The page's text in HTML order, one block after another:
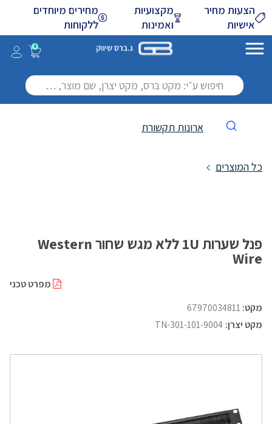
Skip
to
Content
מחירים מיוחדים
ללקוחות
מקצועיות
ואמינות
הצעות מחיר
אישיות
0
כל המוצרים
ארונות תקשורת
פנל שערות 1U ללא מגש שחור Western
Wire
מפרט טכני
מקט: 67970034811
מקט יצרן: TN-301-101-9004